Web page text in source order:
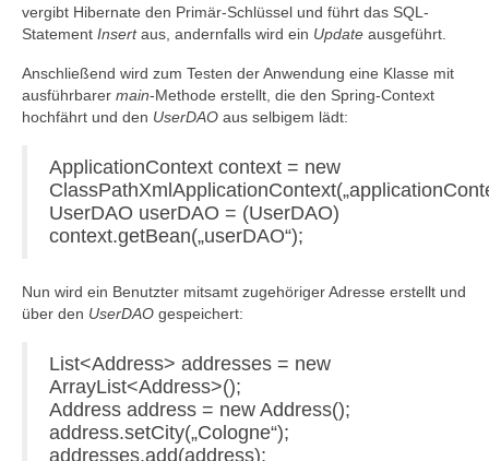
vergibt Hibernate den Primär-Schlüssel und führt das SQL-
Statement Insertaus, andernfalls wird ein Update ausgeführt.
Anschließend wird zum Testen der Anwendung eine Klasse mit
ausführbarer main-Methode erstellt, die den Spring-Context
hochfährt und den UserDAO aus selbigem lädt:
ApplicationContext context = new
UserDAO userDAO = (UserDAO)
context.getBean(„userDAO“);
Nun wird ein Benutzter mitsamt zugehöriger Adresse erstellt und
über den UserDAO gespeichert:
List<Address> addresses = new
ArrayList<Address>();
Address address = new Address();
address.setCity(„Cologne“);
addresses.add(address);